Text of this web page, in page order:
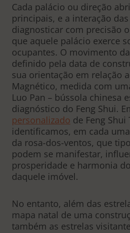
Cada palácio ou direção
principais, e a interação
diagnosticar com precisão
que aquele palácio exerce
ocupantes. O movimento
definido pela data de
sua orientação em relação
Magnético, medida com
Luo Pan – bússola chinesa
diagnóstico do Feng Shui.
personalizado de Feng
identificamos, em cada
da rosa-dos-ventos, que
podem se manifestar,
prosperidade e harmonia
daquele imóvel.
No entanto, além das
mapa natal de uma
também as estrelas